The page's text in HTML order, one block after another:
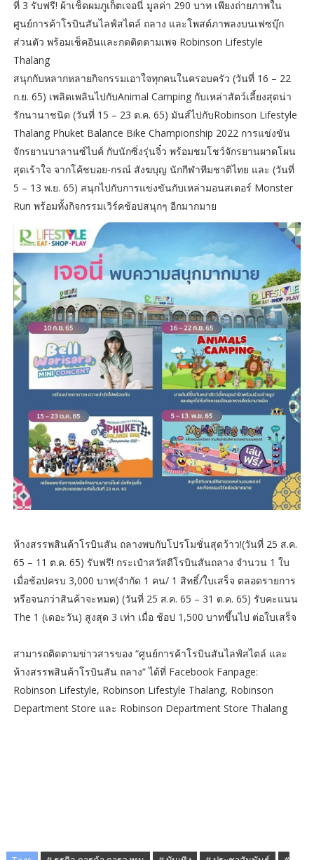
ที่ 3 รับฟรี! ผ้าเช็ดผมภูเก็ตเจอนี่ มูลค่า 290 บาท เพียงถ่ายภาพใน
ศูนย์การค้าโรบินสันไลฟ์สไตล์ ถลาง และโพสต์ภาพลงบนเฟซบุ๊ก
ส่วนตัว พร้อมเช็คอินและกดติดตามเพจ Robinson Lifestyle
Thalang
สนุกกับหลากหลายกิจกรรมเอาใจทุกคนในครอบครัว (วันที่ 16 – 22
ก.ย. 65) เพลิดเพลินไปกับAnimal Camping กับเหล่าสัตว์เลี้ยงสุดน่า
รักนานาชนิด (วันที่ 15 – 23 ต.ค. 65) มันส์ไปกับRobinson Lifestyle
Thalang Phuket Balance Bike Championship 2022 การแข่งขัน
จักรยานบาลานซ์ไบค์ กับนักซิ่งรุ่นจิ๋ว พร้อมชมโชว์จักรยานผาดโผน
สุดเร้าใจ จากโค้ชบอย-กรณ์ สังฆบุญ นักกีฬาทีมชาติไทย และ (วันที่
5 – 13 พ.ย. 65) สนุกไปกับการแข่งขันกับเหล่ามอนสเตอร์ Monster
Run พร้อมทั้งกิจกรรมเวิร์คช้อปสนุกๆ อีกมากมาย
ห้างสรรพสินค้าโรบินสัน ถลางพบกับโปรโมชั่นสุดว้าว!(วันที่ 25 ส.ค.
65 – 11 ต.ค. 65) รับฟรี! กระเป๋าสวัสดีโรบินสันถลาง จำนวน 1 ใบ
เมื่อช้อปครบ 3,000 บาท(จำกัด 1 คน/ 1 สิทธิ์/ใบเสร็จ ตลอดรายการ
หรือจนกว่าสินค้าจะหมด) (วันที่ 25 ส.ค. 65 – 31 ต.ค. 65) รับคะแนน
The 1 (เดอะวัน) สูงสุด 3 เท่า เมื่อ ช้อป 1,500 บาทขึ้นไป ต่อใบเสร็จ
สามารถติดตามข่าวสารของ “ศูนย์การค้าโรบินสันไลฟ์สไตล์ และ
ห้างสรรพสินค้าโรบินสัน ถลาง” ได้ที่ Facebook Fanpage:
Robinson Lifestyle, Robinson Lifestyle Thalang, Robinson
Department Store และ Robinson Department Store Thalang